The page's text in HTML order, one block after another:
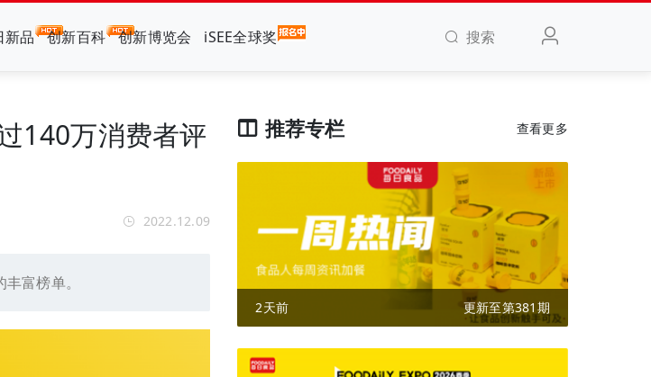
新品 创新百科 创新博览会 iSEE全球奖 搜索
140万消费者评
2022.12.09
富榜单。
推荐专栏 查看更多
2天前 更新至第381期